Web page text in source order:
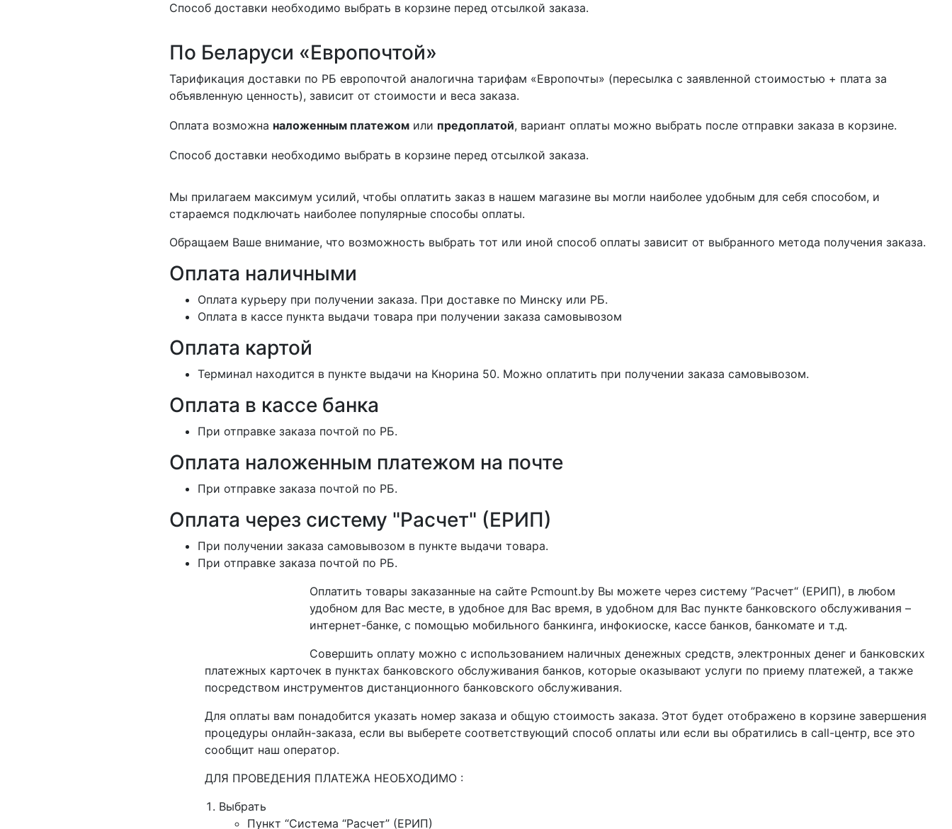
Способ доставки необходимо выбрать в корзине перед отсылкой заказа.
По Беларуси «Европочтой»
Тарификация доставки по РБ европочтой аналогична тарифам «Европочты» (пересылка с заявленной стоимостью + плата за
объявленную ценность), зависит от стоимости и веса заказа.
Оплата возможна наложенным платежом или предоплатой, вариант оплаты можно выбрать после отправки заказа в корзине.
Способ доставки необходимо выбрать в корзине перед отсылкой заказа.
Мы прилагаем максимум усилий, чтобы оплатить заказ в нашем магазине вы могли наиболее удобным для себя способом, и
стараемся подключать наиболее популярные способы оплаты.
Обращаем Ваше внимание, что возможность выбрать тот или иной способ оплаты зависит от выбранного метода получения заказа.
Оплата наличными
Оплата курьеру при получении заказа. При доставке по Минску или РБ.
Оплата в кассе пункта выдачи товара при получении заказа самовывозом
Оплата картой
Терминал находится в пункте выдачи на Кнорина 50. Можно оплатить при получении заказа самовывозом.
Оплата в кассе банка
При отправке заказа почтой по РБ.
Оплата наложенным платежом на почте
При отправке заказа почтой по РБ.
Оплата через систему "Расчет" (ЕРИП)
При получении заказа самовывозом в пункте выдачи товара.
При отправке заказа почтой по РБ.
Оплатить товары заказанные на сайте Pcmount.by Вы можете через систему ”Расчет“ (ЕРИП), в любом
удобном для Вас месте, в удобное для Вас время, в удобном для Вас пункте банковского обслуживания –
интернет-банке, с помощью мобильного банкинга, инфокиоске, кассе банков, банкомате и т.д.
Совершить оплату можно с использованием наличных денежных средств, электронных денег и банковских
платежных карточек в пунктах банковского обслуживания банков, которые оказывают услуги по приему платежей, а также
посредством инструментов дистанционного банковского обслуживания.
Для оплаты вам понадобится указать номер заказа и общую стоимость заказа. Этот будет отображено в корзине завершения
процедуры онлайн-заказа, если вы выберете соответствующий способ оплаты или если вы обратились в call-центр, все это
сообщит наш оператор.
ДЛЯ ПРОВЕДЕНИЯ ПЛАТЕЖА НЕОБХОДИМО :
Выбрать
Пункт “Система “Расчет” (ЕРИП)